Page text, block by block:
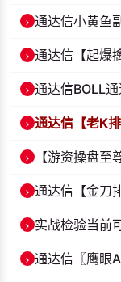
›
›
›
›
›
›
›
›